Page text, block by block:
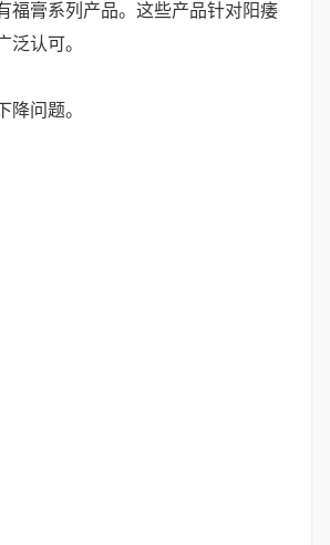
福膏系列产品。这些产品针对阳痿
认可。
问题。